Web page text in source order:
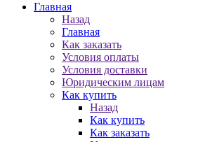
Главная
Назад
Главная
Как заказать
Условия оплаты
Условия доставки
Юридическим лицам
Как купить
Назад
Как купить
Как заказать